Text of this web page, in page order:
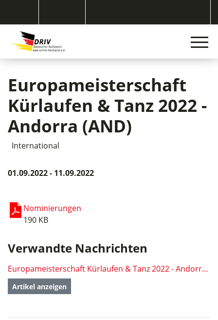
Europameisterschaft
Kürlaufen & Tanz 2022 -
Andorra (AND)
International
01.09.2022 - 11.09.2022
Nominierungen
190 KB
Verwandte Nachrichten
Europameisterschaft Kürlaufen & Tanz 2022 - Andorra (AND)
Artikel anzeigen